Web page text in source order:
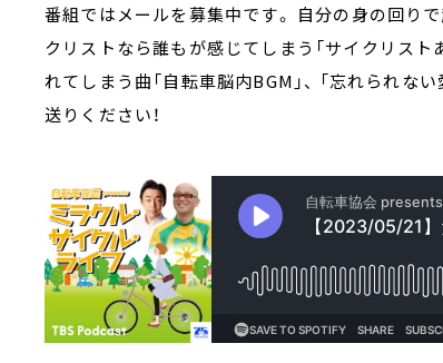
番組ではメールを募集中です。 自分の身の回り
クリストなら誰もが感じてしまう「サイクリスト
れてしまう曲「自転車脳内BGM」、 「忘れられな
送りください！